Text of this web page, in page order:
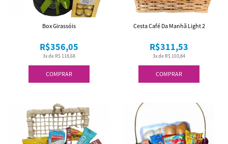
COMPRAR
3x de R$ 118,68
R$356,05
Box Girassóis
COMPRAR
3x de R$ 103,84
R$311,53
Cesta Café Da Manhã Light 2